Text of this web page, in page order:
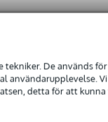
tekniker. De används
användarupplevelse.
detta för att